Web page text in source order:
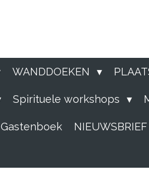
WANDDOEKEN
Spirituele workshops
Gastenboek NIEUWSBRIEF